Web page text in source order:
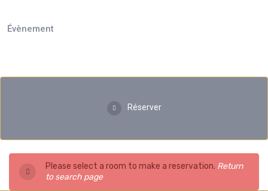
Évènement
Réserver
Please select a room to make a reservation. Return
to search page